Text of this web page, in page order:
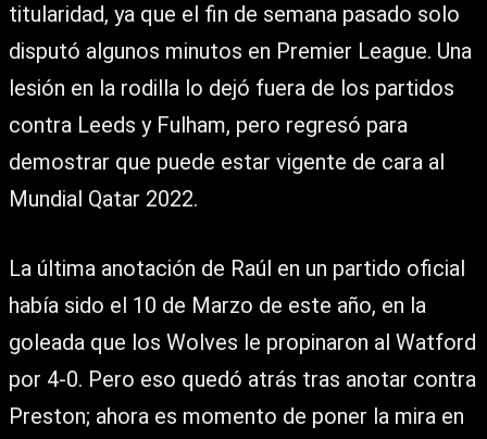
titularidad, ya que el fin de semana pasado solo
disputó algunos minutos en Premier League. Una
lesión en la rodilla lo dejó fuera de los partidos
contra Leeds y Fulham, pero regresó para
demostrar que puede estar vigente de cara al
Mundial Qatar 2022.
La última anotación de Raúl en un partido oficial
había sido el 10 de Marzo de este año, en la
goleada que los Wolves le propinaron al Watford
por 4-0. Pero eso quedó atrás tras anotar contra
Preston; ahora es momento de poner la mira en